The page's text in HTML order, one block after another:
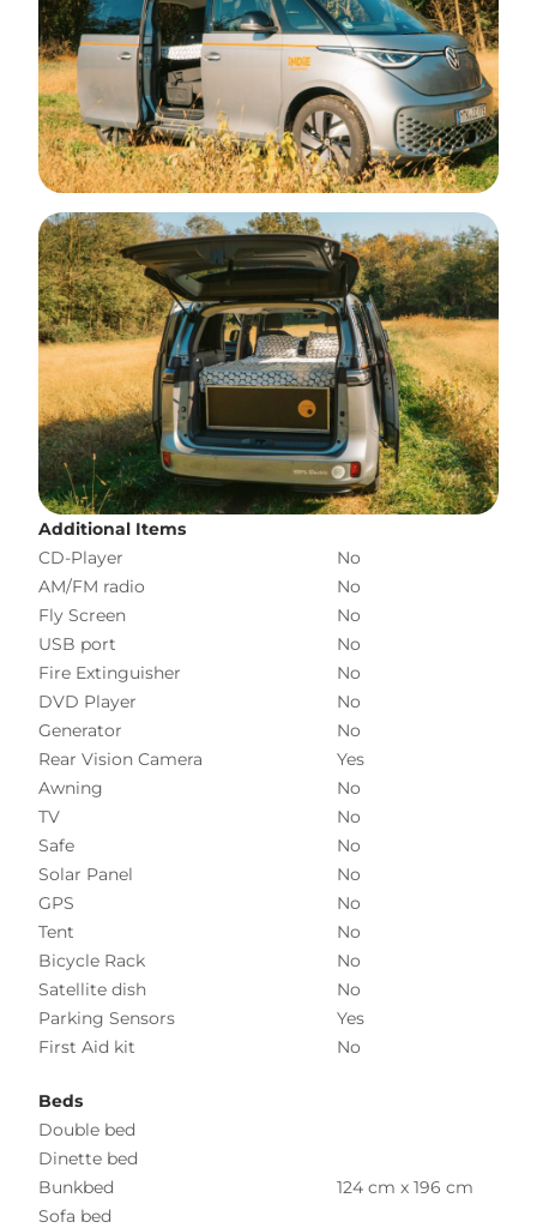
Additional Items
CD-Player
No
AM/FM radio
No
Fly Screen
No
USB port
No
Fire Extinguisher
No
DVD Player
No
Generator
No
Rear Vision Camera
Yes
Awning
No
TV
No
Safe
No
Solar Panel
No
GPS
No
Tent
No
Bicycle Rack
No
Satellite dish
No
Parking Sensors
Yes
First Aid kit
No
Beds
Double bed
Dinette bed
Bunkbed
124 cm x 196 cm
Sofa bed